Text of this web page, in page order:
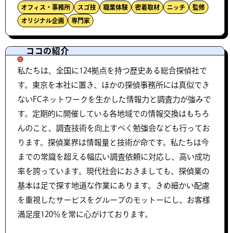
オフィス・事務所 スゴ技 職業体験 密着取材 ニッチ 監修
オリジナル企画 専門家
ココの紹介
私たちは、全国に124拠点を持つ歴史ある総合探偵社で
す。東京を本社に置き、ほかの探偵事務所には真似でき
ないFCネットワークを生かした情報力と調査力が強みで
す。定期的に開催している各地域での情報交換はもちろ
んのこと、調査技術を向上すべく勉強会なども行ってお
ります。探偵業界は情報量と技術が命です。私たちは今
までの常識を超える幅広い調査依頼に対応し、高い成功
率を誇っています。現代社会におきましても、探偵業の
基本は足で探す地道な作業にあります。きめ細かい配慮
を重視したサービスをグループのモットーにし、お客様
満足度120％を常に心がけております。